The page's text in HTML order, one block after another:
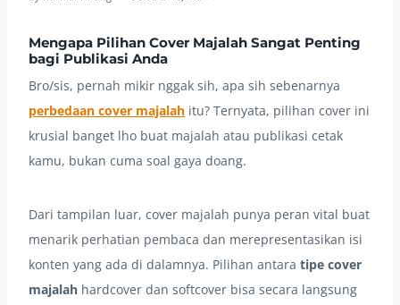
Mengapa Pilihan Cover Majalah Sangat Penting
bagi Publikasi Anda
Bro/sis, pernah mikir nggak sih, apa sih sebenarnya
perbedaan cover majalah itu? Ternyata, pilihan cover ini
krusial banget lho buat majalah atau publikasi cetak
kamu, bukan cuma soal gaya doang.
Dari tampilan luar, cover majalah punya peran vital buat
menarik perhatian pembaca dan merepresentasikan isi
konten yang ada di dalamnya. Pilihan antara tipe cover
majalah hardcover dan softcover bisa secara langsung